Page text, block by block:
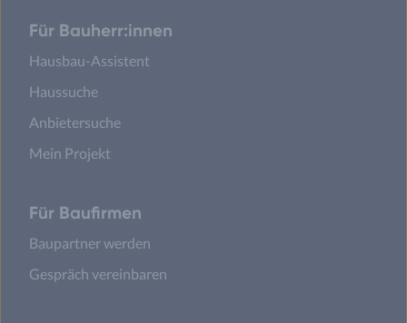
Für Bauherr:innen
Hausbau-Assistent
Haussuche
Anbietersuche
Mein Projekt
Für Baufirmen
Baupartner werden
Gespräch vereinbaren